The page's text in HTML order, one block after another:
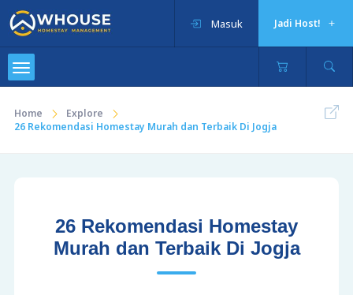
Jadi Host!
Masuk
Home
Explore
26 Rekomendasi Homestay Murah dan Terbaik Di Jogja
26 Rekomendasi Homestay
Murah dan Terbaik Di Jogja